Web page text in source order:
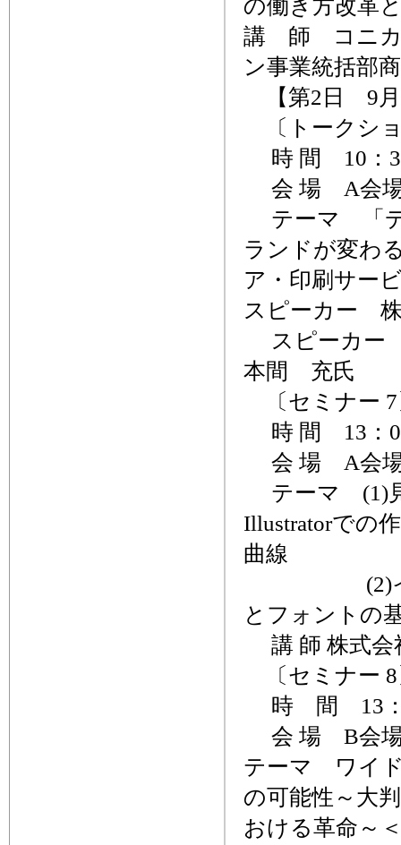
の働き方改革
講 師 コニカ
ン事業統括
【第2日 9月
〔トークシ
時 間 10：
会 場 A会
テーマ 「デ
ランドが変わ
ア・印刷サー
スピーカー
スピーカー
本間 充氏
〔セミナー 7
時 間 13：
会 場 A会
テーマ (1)見
Illustratorでの
曲線
(2)インバ
とフォントの
講 師 株式会
〔セミナー 8
時 間 13：
会 場 B会
テーマ ワイ
の可能性～大
おける革命～